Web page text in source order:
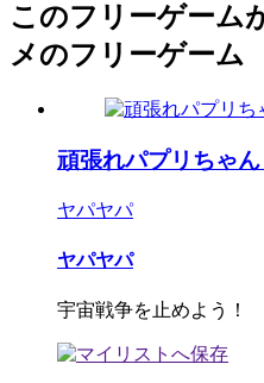
このフリーゲーム
メのフリーゲーム
頑張れパプリちゃん
ヤパヤパ
ヤパヤパ
宇宙戦争を止めよう！